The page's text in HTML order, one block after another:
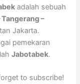
adalah sebuah
Tangerang –
Jakarta.
pemekaran
Jabotabek.
to subscribe!